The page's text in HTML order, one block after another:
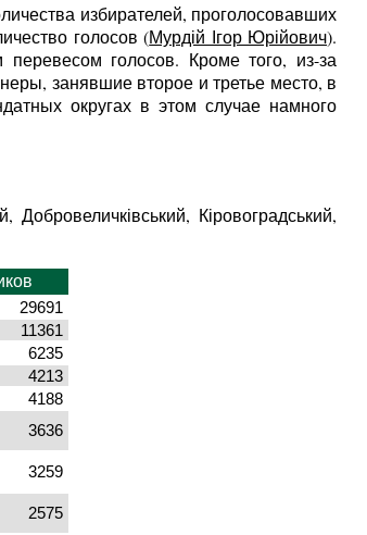
избирателей, проголосовавших
голосов (Мурдій Ігор Юрійович).
голосов. Кроме того, из-за
занявшие второе и третье место, в
округах в этом случае намного
Добровеличківський, Кіровоградський,
29691
11361
6235
4213
4188
3636
3259
2575